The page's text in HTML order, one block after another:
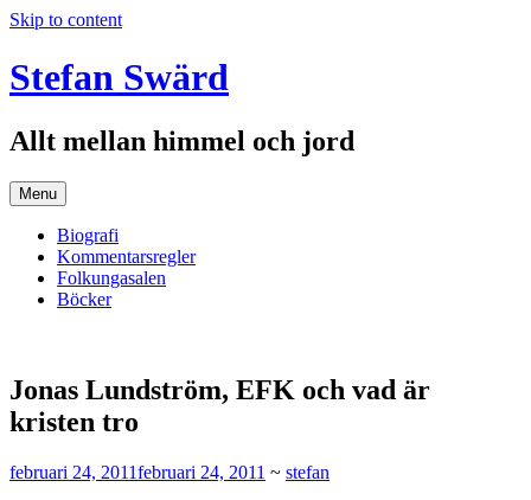
Skip to content
Stefan Swärd
Allt mellan himmel och jord
Menu
Biografi
Kommentarsregler
Folkungasalen
Böcker
Jonas Lundström, EFK och vad är
kristen tro
februari 24, 2011februari 24, 2011 ~ stefan